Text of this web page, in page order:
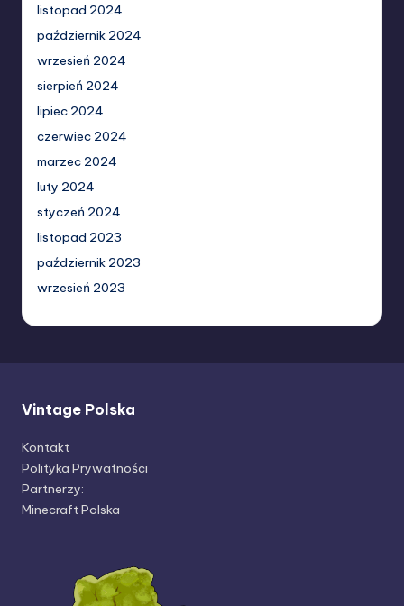
listopad 2024
październik 2024
wrzesień 2024
sierpień 2024
lipiec 2024
czerwiec 2024
marzec 2024
luty 2024
styczeń 2024
listopad 2023
październik 2023
wrzesień 2023
Vintage Polska
Kontakt
Polityka Prywatności
Partnerzy:
Minecraft Polska